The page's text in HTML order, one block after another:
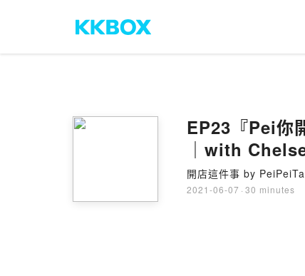
EP23『Pei你
｜with
開店這件事 by
2021-06-07 · 30 minutes